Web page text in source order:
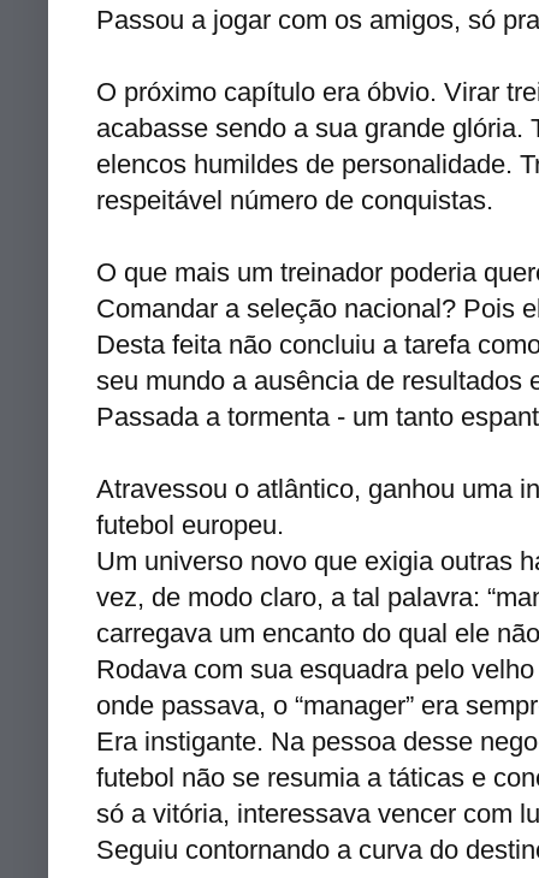
Passou a jogar com os amigos, só
O próximo capítulo era óbvio. Virar
acabasse sendo a sua grande glória.
elencos humildes de personalidade.
respeitável número de conquistas.
O que mais um treinador poderia
Comandar a seleção nacional? Pois
Desta feita não concluiu a tarefa
seu mundo a ausência de
Passada a tormenta - um tanto
Atravessou o atlântico, ganhou uma
futebol europeu.
Um universo novo que exigia outras
vez, de modo claro, a tal palavra: “
carregava um encanto do qual ele
Rodava com sua esquadra pelo
onde passava, o “manager” era
Era instigante. Na pessoa desse
futebol não se resumia a táticas e
só a vitória, interessava vencer com
Seguiu contornando a curva do